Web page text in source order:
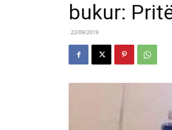
bukur:
22/09/2019